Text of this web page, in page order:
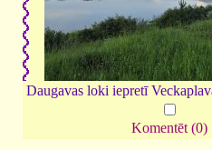
Daugavas loki iepretī
Komentēt (0)